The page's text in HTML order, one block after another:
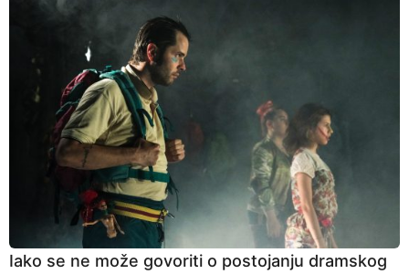
Iako se ne može govoriti o postojanju dramskog